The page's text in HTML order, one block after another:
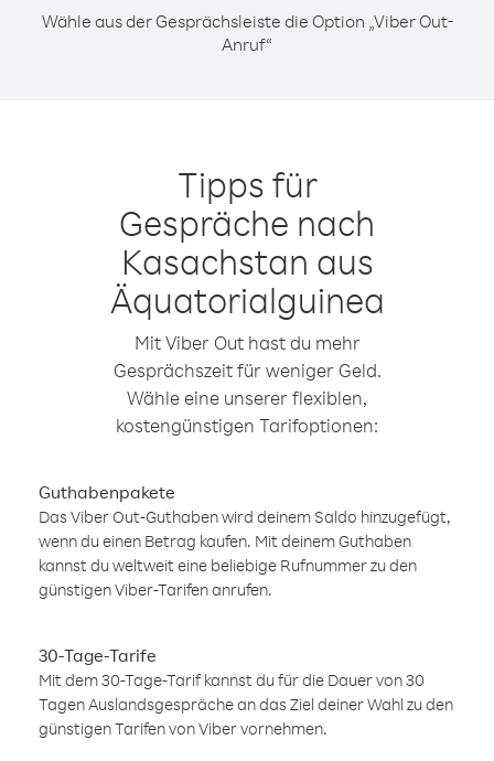
Wähle aus der Gesprächsleiste die Option „Viber Out-
Anruf“
Tipps für
Gespräche nach
Kasachstan aus
Äquatorialguinea
Mit Viber Out hast du mehr
Gesprächszeit für weniger Geld.
Wähle eine unserer flexiblen,
kostengünstigen Tarifoptionen:
Guthabenpakete
Das Viber Out-Guthaben wird deinem Saldo hinzugefügt,
wenn du einen Betrag kaufen. Mit deinem Guthaben
kannst du weltweit eine beliebige Rufnummer zu den
günstigen Viber-Tarifen anrufen.
30-Tage-Tarife
Mit dem 30-Tage-Tarif kannst du für die Dauer von 30
Tagen Auslandsgespräche an das Ziel deiner Wahl zu den
günstigen Tarifen von Viber vornehmen.